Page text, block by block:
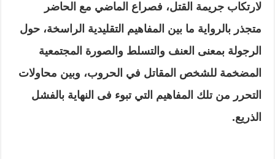
لارتكاب جريمة القتل، فصراع الماضي مع الحاضر
متجذر بالرواية ما بين المفاهيم التقليدية الراسخة، حول
الرجولة بمعنى العنف والتسلط والصورة المجتمعية
المضخمة للشخص المقاتل في الحروب، وبين محاولات
التحرر من تلك المفاهيم التي تبوء فى النهاية بالفشل
الذريع.